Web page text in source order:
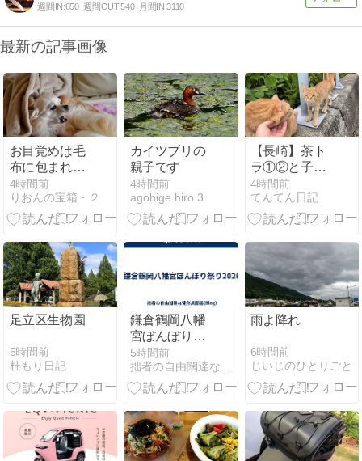
週間IN:650 週間OUT:540 月間IN:3110
最新の記事画像
お目覚めは毛
布に包まれ
て、ご不満顔
炸裂でござい
ました～！！
さんの卵発
見！ここにあ
るとは盲点だ
った！＆真夏
の青空＆サボ
テン鬼面角、
今宵開花予定
でございます
4時間前
りおんの宝箱・２
カイツブリの
親子です
4時間前
agohige.hiro 3
【長崎】茶ト
ラ①②と子
猫・強風の女
神大橋・ウォ
ーキング
ミ孵化・福砂
屋カステラ
4時間前
てんてん日記
足立区生物園
5時間前
杜もり日記
鎌倉鶴岡八幡
宮ぼんぼり祭
り2026
5時間前
拙者の自由闊達な徒然風聞書(Blog)
雨よ降れ
6時間前
じいじのひとりごと